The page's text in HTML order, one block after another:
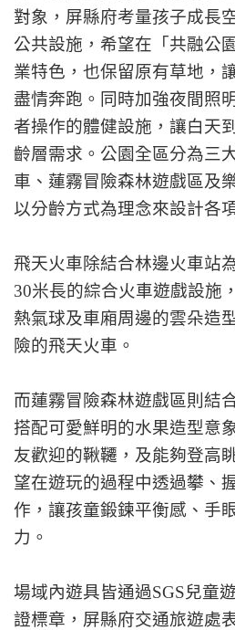
對象，屏縣府考量孩子成長
公共設施，希望在「共融公
業特色，也保留原有草地，
盡情奔跑。同時加強夜間照
者操作的體健設施，讓白天
齡層需求。公園全區分為三
車、蓮霧冒險森林遊戲區及
以分齡方式為理念來設計各
飛天火車除結合林邊火車站
30米長的綜合火車遊戲設施
熱氣球及車廂周邊的雲朵造
險的飛天火車。
而蓮霧冒險森林遊戲區則結
搭配可愛鮮明的水果造型意
友歡迎的鞦韆，及能夠登高
望在遊玩的過程中透過攀、
作，讓孩童鍛鍊平衡感、手
力。
場域內遊具皆通過SGS兒童
證標章，屏縣府交通旅遊處